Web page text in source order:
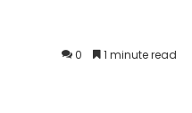
0 1 minute read